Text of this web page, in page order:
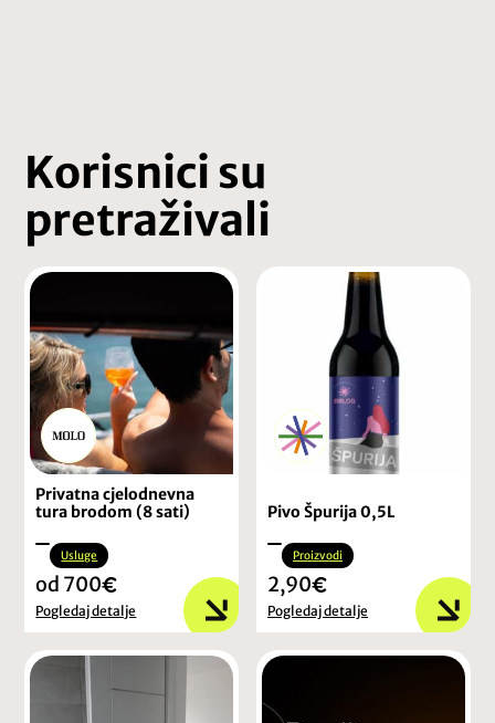
Korisnici su
pretraživali
Privatna cjelodnevna
tura brodom (8 sati)
Usluge
od 700
Pogledaj detalje
Pivo Špurija 0,5L
Proizvodi
2,90
Pogledaj detalje